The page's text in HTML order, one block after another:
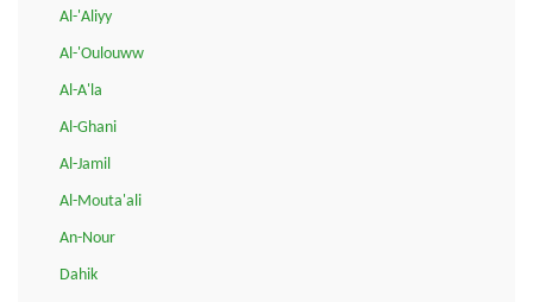
Al-'Aliyy
Al-'Oulouww
Al-A'la
Al-Ghani
Al-Jamil
Al-Mouta'ali
An-Nour
Dahik